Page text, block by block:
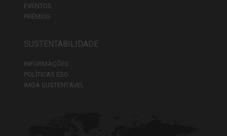
EVENTOS
PRÉMIOS
SUSTENTABILIDADE
INFORMAÇÕES
POLÍTICAS ESG
IMGA SUSTENTÁVEL